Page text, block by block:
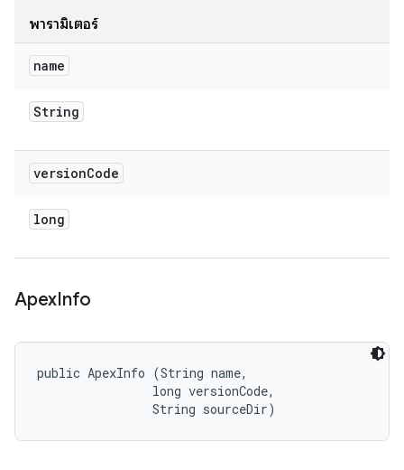
พารามิเตอร์
name
String
versionCode
long
ApexInfo
public ApexInfo (String name,
                long versionCode,
                String sourceDir)